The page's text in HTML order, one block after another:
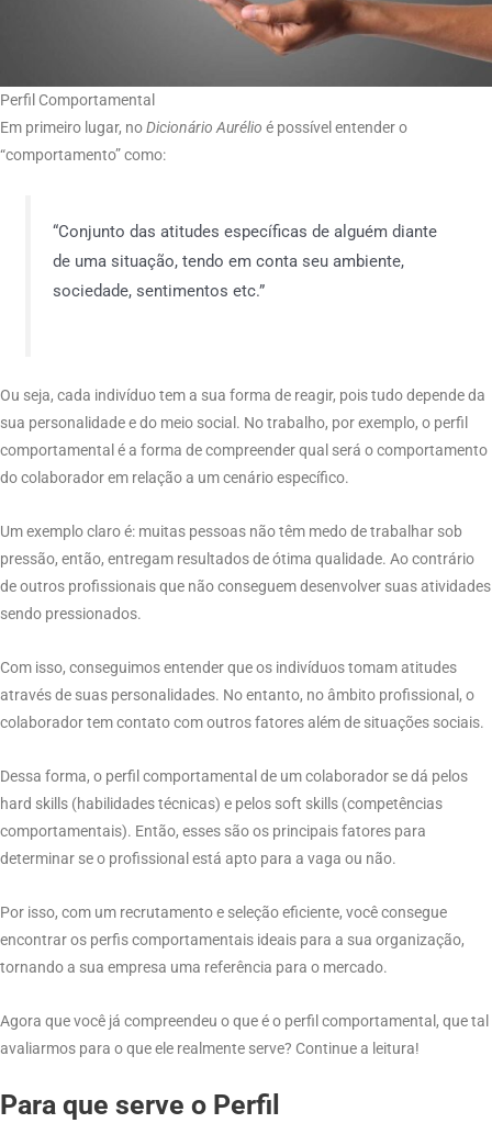
Perfil Comportamental
Em primeiro lugar, noDicionário Aurélio é possível entender o
“comportamento” como:
“Conjunto das atitudes específicas de alguém diante
de uma situação, tendo em conta seu ambiente,
sociedade, sentimentos etc.”
Ou seja, cada indivíduo tem a sua forma de reagir, pois tudo depende da
sua personalidade e do meio social. No trabalho, por exemplo, o perfil
comportamental é a forma de compreender qual será o comportamento
do colaborador em relação a um cenário específico.
Um exemplo claro é: muitas pessoas não têm medo de trabalhar sob
pressão, então, entregam resultados de ótima qualidade. Ao contrário
de outros profissionais que não conseguem desenvolver suas atividades
sendo pressionados.
Com isso, conseguimos entender que os indivíduos tomam atitudes
através de suas personalidades. No entanto, no âmbito profissional, o
colaborador tem contato com outros fatores além de situações sociais.
Dessa forma, o perfil comportamental de um colaborador se dá pelos
hard skills (habilidades técnicas) e pelos soft skills (competências
comportamentais). Então, esses são os principais fatores para
determinar se o profissional está apto para a vaga ou não.
Por isso, com um recrutamento e seleção eficiente, você consegue
encontrar os perfis comportamentais ideais para a sua organização,
tornando a sua empresa uma referência para o mercado.
Agora que você já compreendeu o que é o perfil comportamental, que tal
avaliarmos para o que ele realmente serve? Continue a leitura!
Para que serve o Perfil